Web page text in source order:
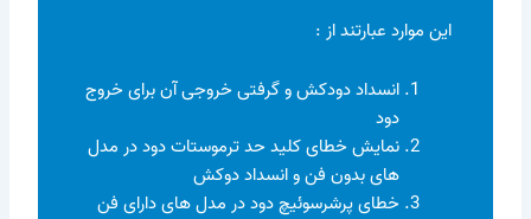
این موارد عبارتند از :
انسداد دودکش و گرفتی خروجی آن برای خروج
دود
نمایش خطای کليد حد ترموستات دود در مدل
های بدون فن و انسداد دوکش
خطای پرشرسوئیچ دود در مدل های دارای فن